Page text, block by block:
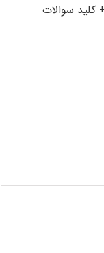
کلید سوالات